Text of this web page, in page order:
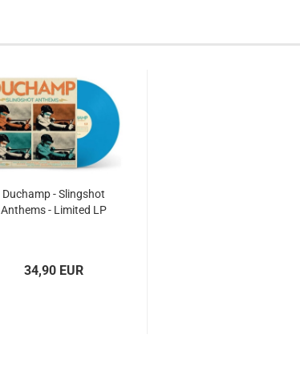
Duchamp - Slingshot
Anthems - Limited LP
34,90 EUR